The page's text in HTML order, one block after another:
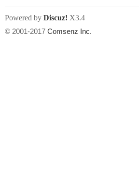
州
上传附件
Powered by Discuz! X3.4
© 2001-2017 Comsenz Inc.